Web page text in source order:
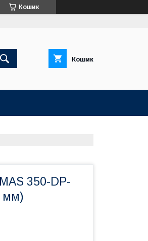
Кошик
Кошик
350-DP-
мм)